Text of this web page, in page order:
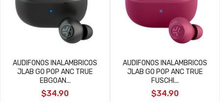
AUDIFONOS INALAMBRICOS
JLAB GO POP ANC TRUE
EBGOAN...
$34.90
AUDIFONOS INALAMBRICOS
JLAB GO POP ANC TRUE
FUSCHI...
$34.90